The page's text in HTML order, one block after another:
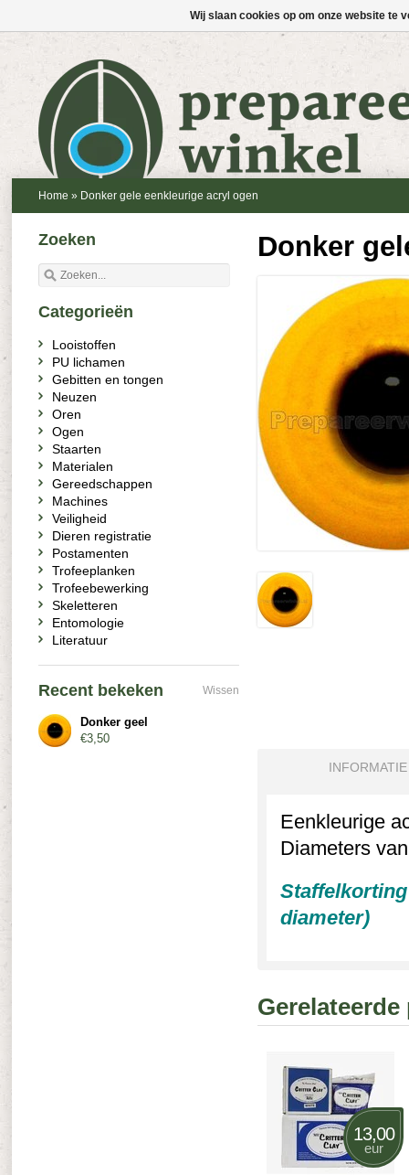
Home » Donker gele eenkleurige acryl ogen
Donker
INFORMATIE
Eenkleurige
Diameters
diameter)
13,00
eur
Zoeken
Categorieën
Looistoffen
PU lichamen
Gebitten en tongen
Neuzen
Oren
Ogen
Staarten
Materialen
Gereedschappen
Machines
Veiligheid
Dieren registratie
Postamenten
Trofeeplanken
Trofeebewerking
Skeletteren
Entomologie
Literatuur
Recent bekeken Wissen
Donker geel
€3,50
Wij slaan cookies op om onze website te